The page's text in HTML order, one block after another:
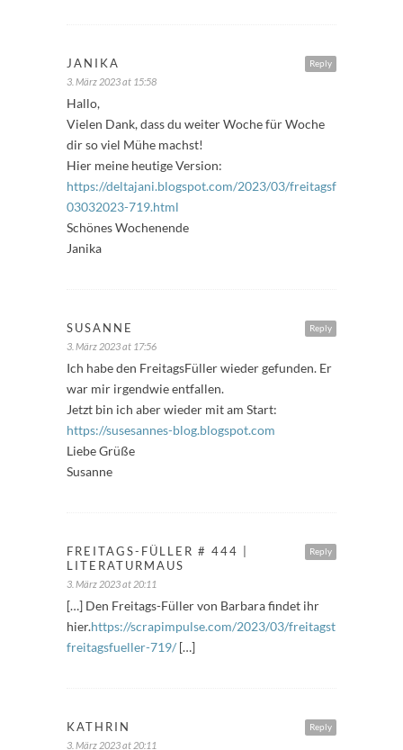
Reply
JANIKA
3. März 2023 at 15:58
Hallo,
Vielen Dank, dass du weiter Woche für Woche
dir so viel Mühe machst!
Hier meine heutige Version:
https://deltajani.blogspot.com/2023/03/freitagsfuller-
03032023-719.html
Schönes Wochenende
Janika
Reply
SUSANNE
3. März 2023 at 17:56
Ich habe den FreitagsFüller wieder gefunden. Er
war mir irgendwie entfallen.
Jetzt bin ich aber wieder mit am Start:
https://susesannes-blog.blogspot.com
Liebe Grüße
Susanne
Reply
FREITAGS-FÜLLER # 444 |
LITERATURMAUS
3. März 2023 at 20:11
[…] Den Freitags-Füller von Barbara findet ihr
hier.https://scrapimpulse.com/2023/03/freitagstipps-
freitagsfueller-719/ […]
Reply
KATHRIN
3. März 2023 at 20:11